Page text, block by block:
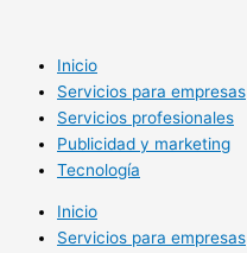
contenido
Inicio
Servicios para empresas
Servicios profesionales
Publicidad y marketing
Tecnología
Inicio
Servicios para empresas